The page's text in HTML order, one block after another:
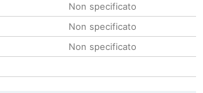
Non specificato
Non specificato
Non specificato